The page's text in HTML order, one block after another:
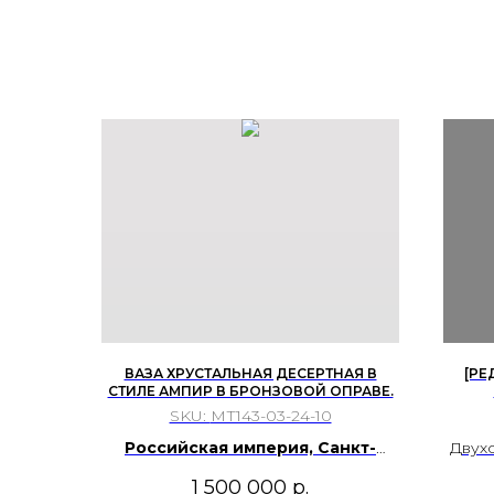
ВАЗА ХРУСТАЛЬНАЯ ДЕСЕРТНАЯ В
СТИЛЕ АМПИР В БРОНЗОВОЙ ОПРАВЕ.
SKU: МТ143-03-24-10
Российская империя, Санкт-
1 500 000 р.